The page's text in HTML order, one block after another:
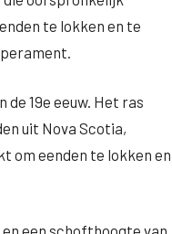
te lokken en te
19e eeuw. Het ras
uit Nova Scotia,
om eenden te lokken en
een schofthoogte van